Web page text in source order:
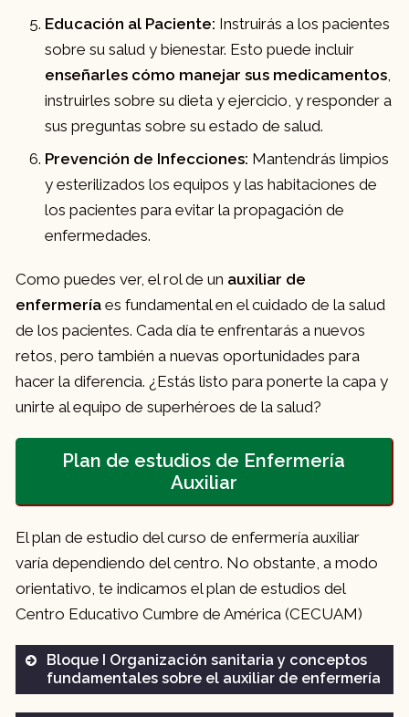
Educación al Paciente: Instruirás a los pacientes
sobre su salud y bienestar. Esto puede incluir
enseñarles cómo manejar sus medicamentos
instruirles sobre su dieta y ejercicio, y responder a
sus preguntas sobre su estado de salud.
Prevención de Infecciones: Mantendrás limpios
y esterilizados los equipos y las habitaciones de
los pacientes para evitar la propagación de
enfermedades.
Como puedes ver, el rol de un auxiliar de
enfermería es fundamental en el cuidado de la salud
de los pacientes. Cada día te enfrentarás a nuevos
retos, pero también a nuevas oportunidades para
hacer la diferencia. ¿Estás listo para ponerte la capa y
unirte al equipo de superhéroes de la salud?
Plan de estudios de Enfermería
Auxiliar
El plan de estudio del curso de enfermería auxiliar
varía dependiendo del centro. No obstante, a modo
orientativo, te indicamos el plan de estudios del
Centro Educativo Cumbre de América (CECUAM)
Bloque I Organización sanitaria y conceptos
fundamentales sobre el auxiliar de enfermería